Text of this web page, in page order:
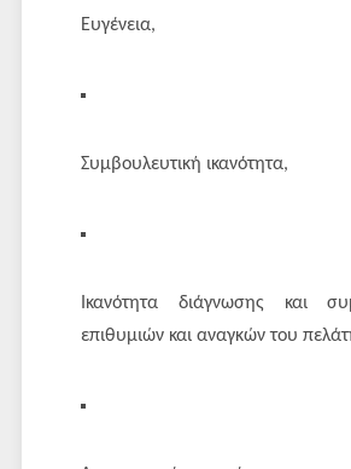
Ευγένεια,
Συμβουλευτική ικανότητα,
Ικανότητα διάγνωσης και
επιθυμιών και αναγκών του